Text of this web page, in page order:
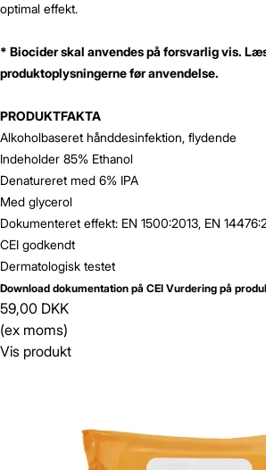
optimal effekt.
* Biocider skal anvendes på forsvarlig vis.
produktoplysningerne før anvendelse.
PRODUKTFAKTA
Alkoholbaseret hånddesinfektion, flydende
Indeholder 85% Ethanol
Denatureret med 6% IPA
Med glycerol
Dokumenteret effekt: EN 1500:2013, EN
CEI godkendt
Dermatologisk testet
Download dokumentation på CEI Vurdering på
59,00 DKK
(ex moms)
Vis produkt